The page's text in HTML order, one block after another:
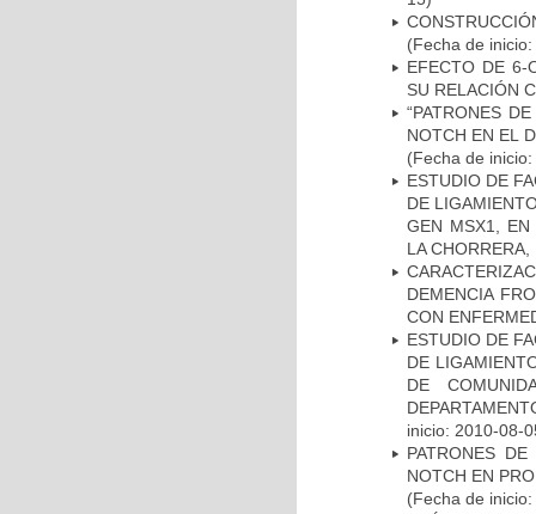
(Fecha de
EFECTO DE 6-
SU RELACIÓN
“PATRONES
NOTCH EN EL
(Fecha de
ESTUDIO DE
DE
GEN MSX1, EN
LA
DEMENCIA
CON
ESTUDIO DE
DE
DE
inicio: 2010-08-
PATRONES
NOTCH EN
(Fecha de